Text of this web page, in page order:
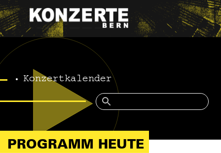
Konzertkalender
PROGRAMM HEUTE